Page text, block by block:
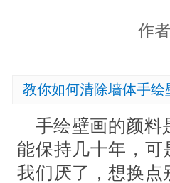
作
教你如何清除墙体手绘
手绘壁画的颜料
能保持几十年，可
我们厌了，想换点